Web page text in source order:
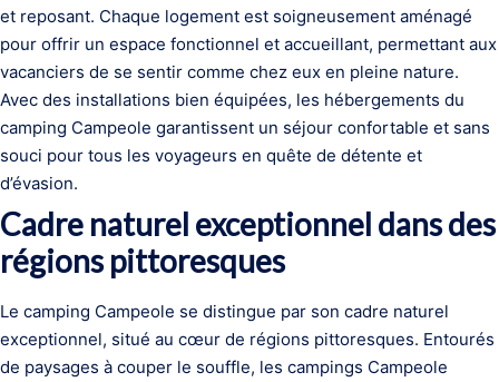
et reposant. Chaque logement est soigneusement aménagé
pour offrir un espace fonctionnel et accueillant, permettant aux
vacanciers de se sentir comme chez eux en pleine nature.
Avec des installations bien équipées, les hébergements du
camping Campeole garantissent un séjour confortable et sans
souci pour tous les voyageurs en quête de détente et
d’évasion.
Cadre naturel exceptionnel dans des
régions pittoresques
Le camping Campeole se distingue par son cadre naturel
exceptionnel, situé au cœur de régions pittoresques. Entourés
de paysages à couper le souffle, les campings Campeole